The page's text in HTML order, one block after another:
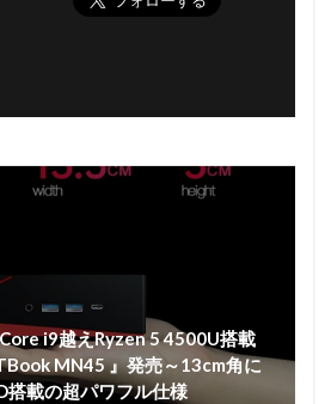
Core i9越えRyzen 5 4500U搭載
MN45 』発売～13cm角に
搭載の超パワフル仕様